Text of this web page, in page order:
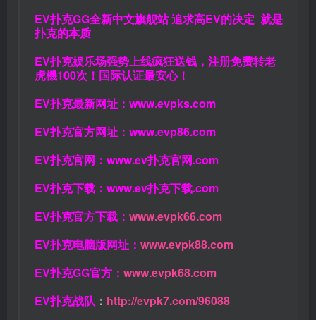
EV扑克GG全新中文旗舰站追求高EV的决定 就是
扑克的本质
EV扑克娱乐场强势上线疯狂送钱，注册免费转老
虎機100次！国际认证最安心！
EV扑克最新网址： www.evpks.com
EV扑克官方网址： www.evp86.com
EV扑克官网： www.ev扑克官网.com
EV扑克下载： www.ev扑克下载.com
EV扑克官方下载： www.evpk66.com
EV扑克电脑版网址： www.evpk88.com
EV扑克GG官方： www.evpk68.com
EV扑克战队 ： http://evpk7.com/96088